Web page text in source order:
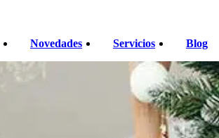
Novedades Servicios Blog